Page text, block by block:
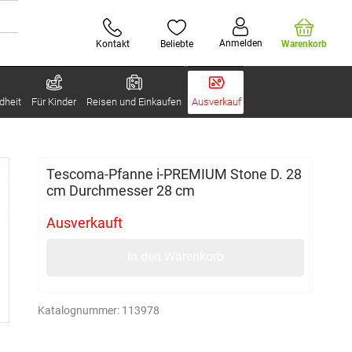
Kontakt Beliebte Anmelden Warenkorb
Für Kinder Reisen und Einkaufen Ausverkauf
Tescoma-Pfanne i-PREMIUM Stone D. 28
cm Durchmesser 28 cm
Ausverkauft
Katalognummer: 113978